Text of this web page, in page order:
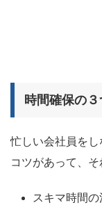
時間確保の
忙しい会社員を
コツがあって、そ
スキマ時間の